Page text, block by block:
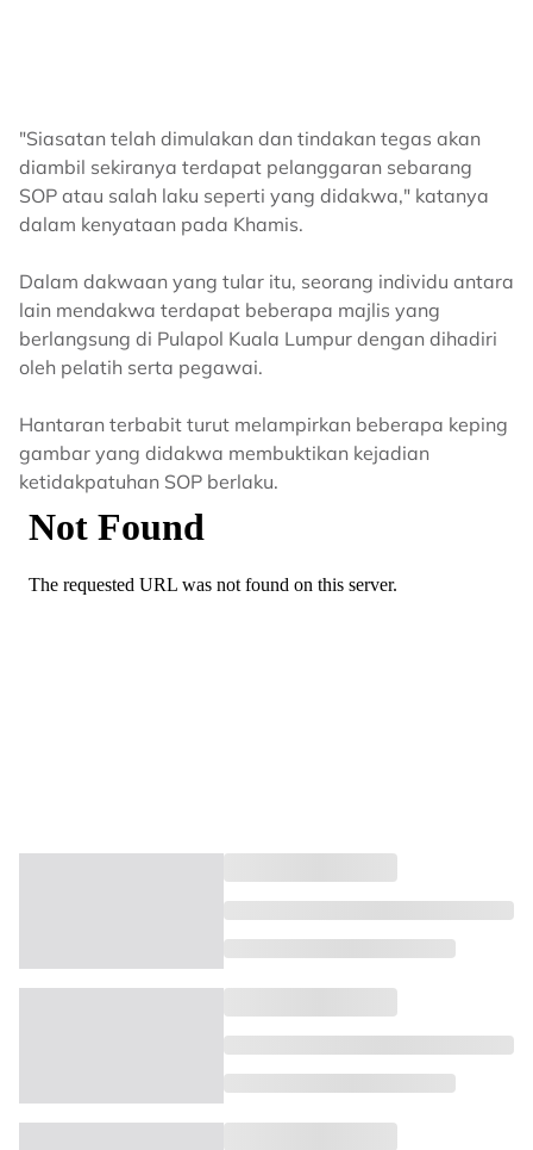
"Siasatan telah dimulakan dan tindakan tegas akan
diambil sekiranya terdapat pelanggaran sebarang
SOP atau salah laku seperti yang didakwa," katanya
dalam kenyataan pada Khamis.
Dalam dakwaan yang tular itu, seorang individu antara
lain mendakwa terdapat beberapa majlis yang
berlangsung di Pulapol Kuala Lumpur dengan dihadiri
oleh pelatih serta pegawai.
Hantaran terbabit turut melampirkan beberapa keping
gambar yang didakwa membuktikan kejadian
ketidakpatuhan SOP berlaku.